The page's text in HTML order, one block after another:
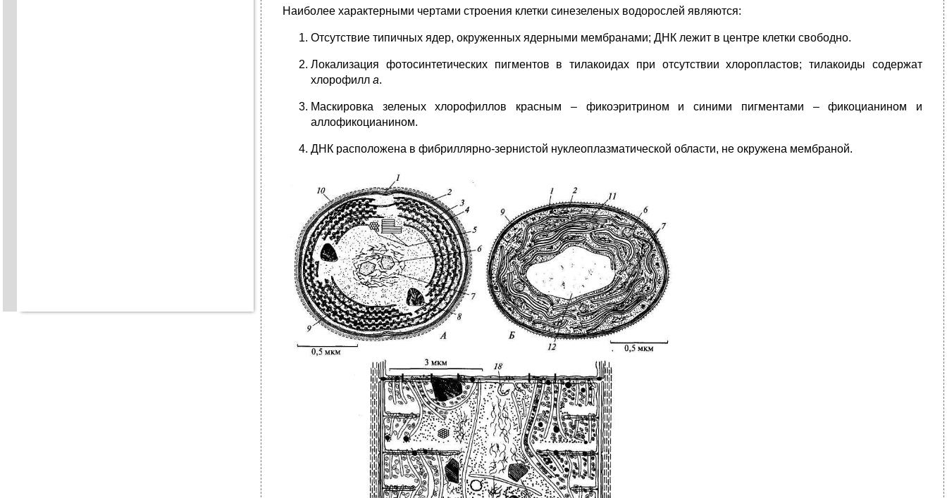
Наиболее характерными чертами строения клетки синезеленых водорослей являются:
Отсутствие типичных ядер, окруженных ядерными мембранами; ДНК лежит в центре клетки свободно.
Локализация фотосинтетических пигментов в тилакоидах при отсутствии хлоропластов; тилакоиды содержат
хлорофилл а.
Маскировка зеленых хлорофиллов красным – фикоэритрином и синими пигментами – фикоцианином и
аллофикоцианином.
ДНК расположена в фибриллярно-зернистой нуклеоплазматической области, не окружена мембраной.